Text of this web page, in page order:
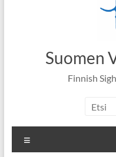
Suomen
Finnish